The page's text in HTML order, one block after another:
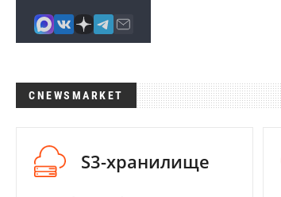
CNEWSMARKET
S3-хранилище